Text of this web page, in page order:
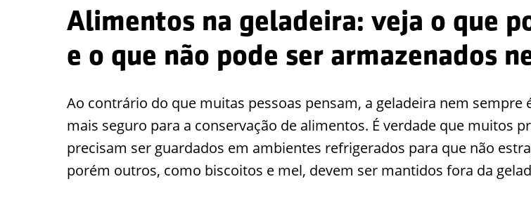
Alimentos na geladeira: veja o que
e o que não pode ser armazenados
Ao contrário do que muitas pessoas pensam, a geladeira nem sempre
mais seguro para a conservação de alimentos. É verdade que muitos
precisam ser guardados em ambientes refrigerados para que não
porém outros, como biscoitos e mel, devem ser mantidos fora da